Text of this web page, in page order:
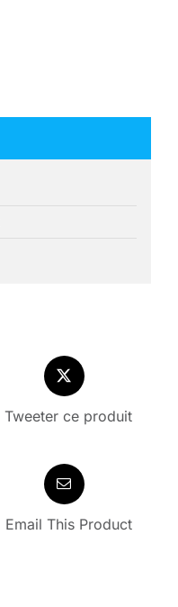
Tweeter ce produit
Email This Product